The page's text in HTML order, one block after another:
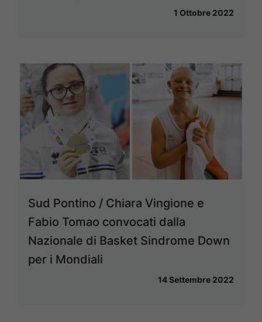
1 Ottobre 2022
Sud Pontino / Chiara Vingione e
Fabio Tomao convocati dalla
Nazionale di Basket Sindrome Down
per i Mondiali
14 Settembre 2022